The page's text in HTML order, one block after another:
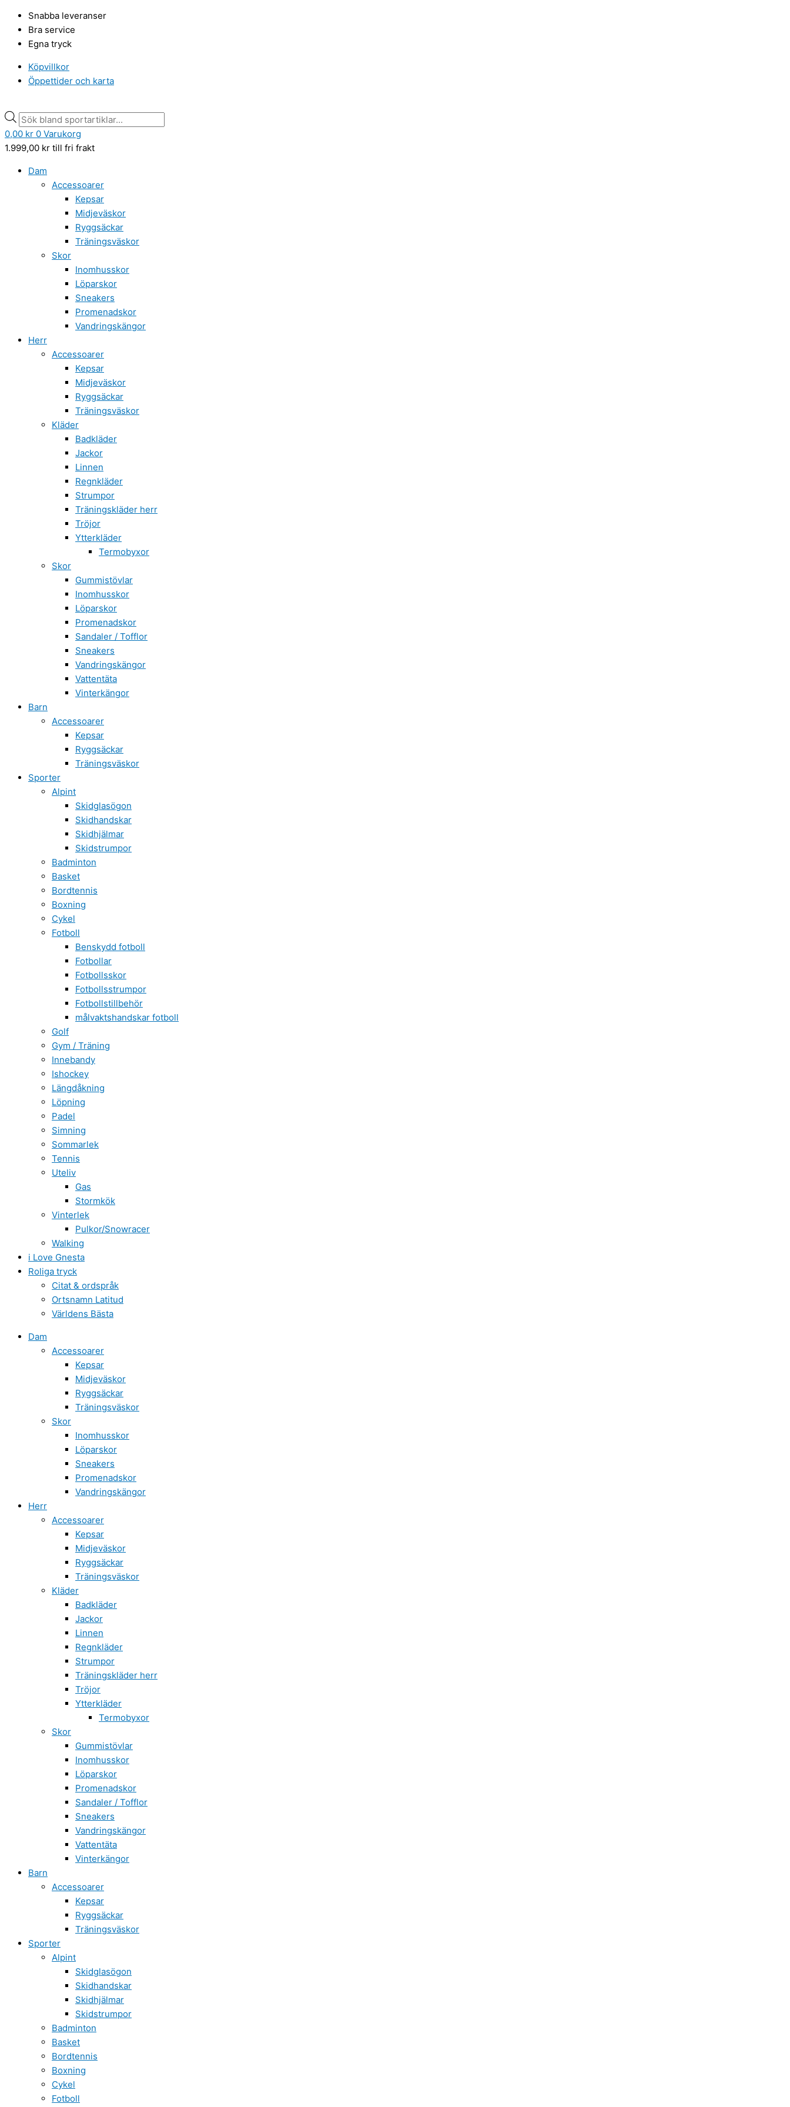
innehåll
Snabba leveranser
Bra service
Egna tryck
Köpvillkor
Öppettider och karta
search
0,00 kr 0 Varukorg
1.999,00 kr till fri frakt
Dam
Accessoarer
Kepsar
Midjeväskor
Ryggsäckar
Träningsväskor
Skor
Inomhusskor
Löparskor
Sneakers
Promenadskor
Vandringskängor
Herr
Accessoarer
Kepsar
Midjeväskor
Ryggsäckar
Träningsväskor
Kläder
Badkläder
Jackor
Linnen
Regnkläder
Strumpor
Träningskläder herr
Tröjor
Ytterkläder
Termobyxor
Skor
Gummistövlar
Inomhusskor
Löparskor
Promenadskor
Sandaler / Tofflor
Sneakers
Vandringskängor
Vattentäta
Vinterkängor
Barn
Accessoarer
Kepsar
Ryggsäckar
Träningsväskor
Sporter
Alpint
Skidglasögon
Skidhandskar
Skidhjälmar
Skidstrumpor
Badminton
Basket
Bordtennis
Boxning
Cykel
Fotboll
Benskydd fotboll
Fotbollar
Fotbollsskor
Fotbollsstrumpor
Fotbollstillbehör
målvaktshandskar fotboll
Golf
Gym / Träning
Innebandy
Ishockey
Längdåkning
Löpning
Padel
Simning
Sommarlek
Tennis
Uteliv
Gas
Stormkök
Vinterlek
Pulkor/Snowracer
Walking
i Love Gnesta
Roliga tryck
Citat & ordspråk
Ortsnamn Latitud
Världens Bästa
Dam
Accessoarer
Kepsar
Midjeväskor
Ryggsäckar
Träningsväskor
Skor
Inomhusskor
Löparskor
Sneakers
Promenadskor
Vandringskängor
Herr
Accessoarer
Kepsar
Midjeväskor
Ryggsäckar
Träningsväskor
Kläder
Badkläder
Jackor
Linnen
Regnkläder
Strumpor
Träningskläder herr
Tröjor
Ytterkläder
Termobyxor
Skor
Gummistövlar
Inomhusskor
Löparskor
Promenadskor
Sandaler / Tofflor
Sneakers
Vandringskängor
Vattentäta
Vinterkängor
Barn
Accessoarer
Kepsar
Ryggsäckar
Träningsväskor
Sporter
Alpint
Skidglasögon
Skidhandskar
Skidhjälmar
Skidstrumpor
Badminton
Basket
Bordtennis
Boxning
Cykel
Fotboll
search
pris
ursprungliga
priset
var:
679,00 kr.
nuvarande
pris